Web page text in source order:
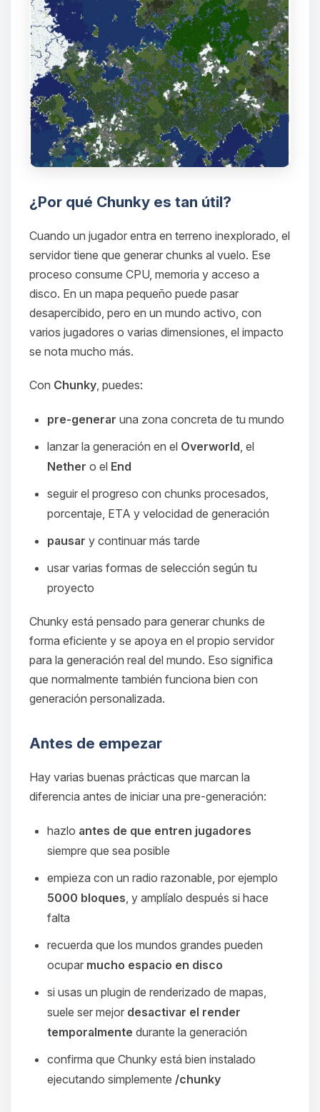
¿Por qué Chunky es tan útil?
Cuando un jugador entra en terreno inexplorado, el
servidor tiene que generar chunks al vuelo. Ese
proceso consume CPU, memoria y acceso a
disco. En un mapa pequeño puede pasar
desapercibido, pero en un mundo activo, con
varios jugadores o varias dimensiones, el impacto
se nota mucho más.
Con Chunky , puedes:
pre-generar una zona concreta de tu mundo
lanzar la generación en el Overworld , el
Nether o el End
seguir el progreso con chunks procesados,
porcentaje, ETA y velocidad de generación
pausar y continuar más tarde
usar varias formas de selección según tu
proyecto
Chunky está pensado para generar chunks de
forma eficiente y se apoya en el propio servidor
para la generación real del mundo. Eso significa
que normalmente también funciona bien con
generación personalizada.
Antes de empezar
Hay varias buenas prácticas que marcan la
diferencia antes de iniciar una pre-generación:
hazlo antes de que entren jugadores
siempre que sea posible
empieza con un radio razonable, por ejemplo
5000 bloques , y amplíalo después si hace
falta
recuerda que los mundos grandes pueden
ocupar mucho espacio en disco
si usas un plugin de renderizado de mapas,
suele ser mejor desactivar el render
temporalmente durante la generación
confirma que Chunky está bien instalado
ejecutando simplemente /chunky